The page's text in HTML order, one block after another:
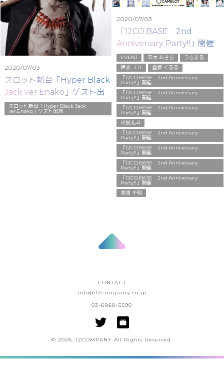
2020/07/03
スロット新台「Hyper Black
Jack ver.Enako」ゲスト出
演スロット新台「Hyper Black Jack
ver.Enako」ゲスト出演
2020/07/03
「12CO.BASE 2nd
Anniversary Party!!」開催
EVENT 五木 あきら
うらまる
伊波 ユリ
倉坂 くるる
「12CO.BASE 2nd Anniversary
Party!!」開催
「12CO.BASE 2nd Anniversary
Party!!」開催
「12CO.BASE 2nd Anniversary
Party!!」開催
火狐礼斗
「12CO.BASE 2nd Anniversary
Party!!」開催
「12CO.BASE 2nd Anniversary
Party!!」開催
「12CO.BASE 2nd Anniversary
Party!!」開催
「12CO.BASE 2nd Anniversary
Party!!」開催
美里 千明
CONTACT
info@12company.co.jp
03-6868-5590
© 2026. 12COMPANY All Rights Reserved.